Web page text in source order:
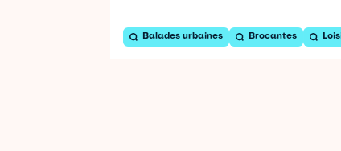
Balades urbaines Brocantes